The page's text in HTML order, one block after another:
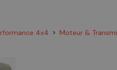
4x4 chevron_right Moteur &